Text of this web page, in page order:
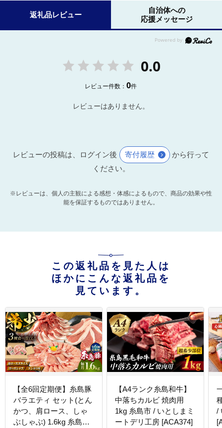
返礼品レビュー
自治体への
応援メッセージ
0.0
レビュー件数：0件
レビューはありません。
レビューの投稿は、ログイン後 寄付履歴
から行って
ください。
※レビューは、個人の主観による感想・体感によるもので、商品の効果や性
能を保証するものではありません。
この返礼品を見た人は
ほかにこんな返礼品を
見ています。
【全6回定期便】糸島豚
バラエティ セット(とん
かつ、肩ロース、しゃ
ぶしゃぶ) 1.6kg 糸島市 /
【A4ランク糸島和牛】
中落ちカルビ 焼肉用
1kg 糸島市 / いとしまミ
ートデリ工房 [ACA374]
/